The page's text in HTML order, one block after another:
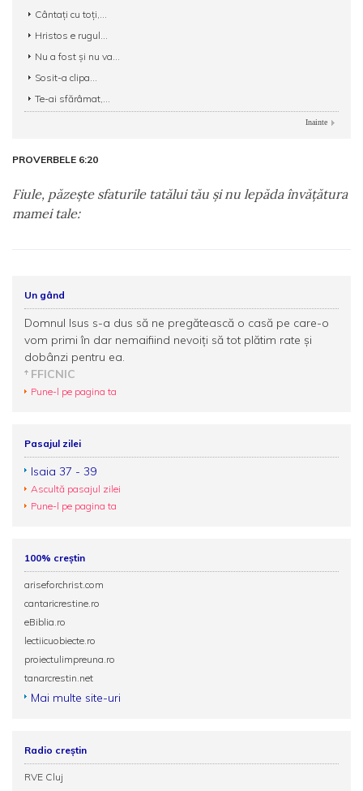
Cântaţi cu toţi,...
Hristos e rugul...
Nu a fost și nu va...
Sosit-a clipa...
Te-ai sfărâmat,...
Inainte
PROVERBELE 6:20
Fiule, păzeşte sfaturile tatălui tău şi nu lepăda învăţătura
mamei tale:
Un gând
Domnul Isus s-a dus să ne pregătească o casă pe care-o
vom primi în dar nemaifiind nevoiţi să tot plătim rate şi
dobânzi pentru ea.
FFICNIC
Pune-l pe pagina ta
Pasajul zilei
Isaia 37 - 39
Ascultă pasajul zilei
Pune-l pe pagina ta
100% creștin
ariseforchrist.com
cantaricrestine.ro
eBiblia.ro
lectiicuobiecte.ro
proiectulimpreuna.ro
tanarcrestin.net
Mai multe site-uri
Radio creștin
RVE Cluj